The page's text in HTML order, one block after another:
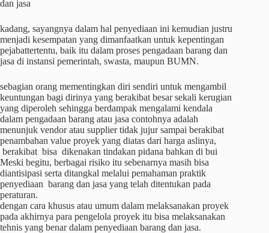
dan jasa
kadang, sayangnya dalam hal penyediaan ini kemudian justru
menjadi kesempatan yang dimanfaatkan untuk kepentingan
pejabattertentu, baik itu dalam proses pengadaan barang dan
jasa di instansi pemerintah, swasta, maupun BUMN.
sebagian orang mementingkan diri sendiri untuk mengambil
keuntungan bagi dirinya yang berakibat besar sekali kerugian
yang diperoleh sehingga berdampak mengalami kendala
dalam pengadaan barang atau jasa contohnya adalah
menunjuk vendor atau supplier tidak jujur sampai berakibat
penambahan value proyek yang diatas dari harga aslinya,
berakibat bisa dikenakan tindakan pidana bahkan di bui
Meski begitu, berbagai risiko itu sebenarnya masih bisa
diantisipasi serta ditangkal melalui pemahaman praktik
penyediaan barang dan jasa yang telah ditentukan pada
peraturan.
dengan cara khusus atau umum dalam melaksanakan proyek
pada akhirnya para pengelola proyek itu bisa melaksanakan
tehnis yang benar dalam penyediaan barang dan jasa.